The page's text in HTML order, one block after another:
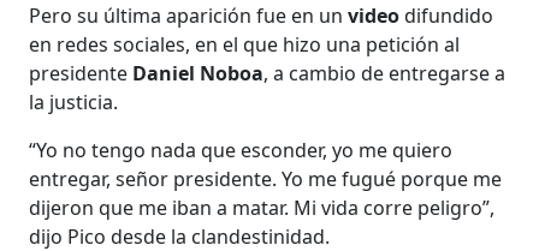
Pero su última aparición fue en unvideodifundido
en redes sociales, en el que hizo una petición al
presidente Daniel Noboa, a cambio de entregarse a
la justicia.
“Yo no tengo nada que esconder, yo me quiero
entregar, señor presidente. Yo me fugué porque me
dijeron que me iban a matar. Mi vida corre peligro”,
dijo Pico desde la clandestinidad.